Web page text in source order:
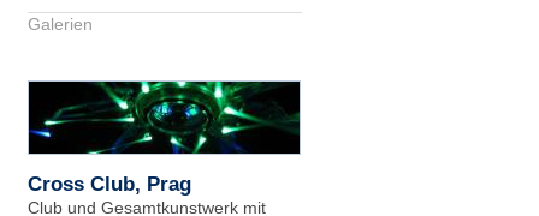
Galerien
Cross Club, Prag
Club und Gesamtkunstwerk mit